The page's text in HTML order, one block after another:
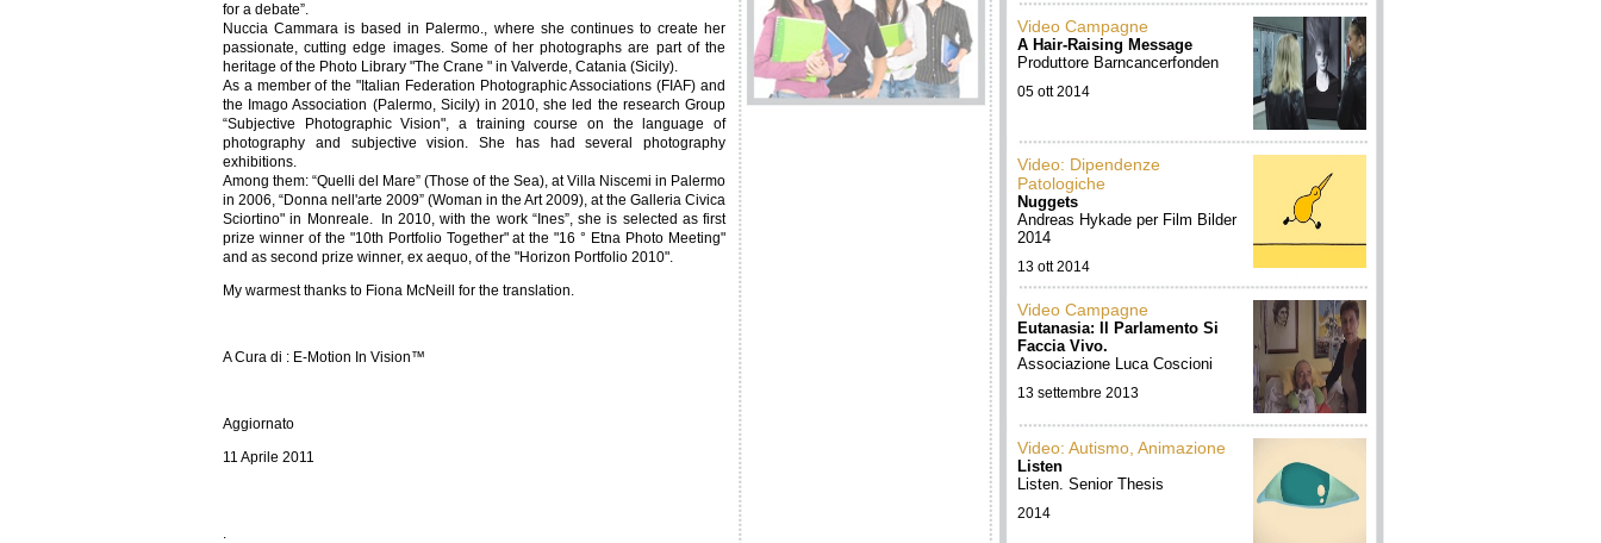
for a debate”.
Nuccia Cammara is based in Palermo., where she continues to create her
passionate, cutting edge images. Some of her photographs are part of the
heritage of the Photo Library "The Crane " in Valverde, Catania (Sicily).
As a member of the "Italian Federation Photographic Associations (FIAF) and
the Imago Association (Palermo, Sicily) in 2010, she led the research Group
“Subjective Photographic Vision", a training course on the language of
photography and subjective vision. She has had several photography
exhibitions.
Among them: “Quelli del Mare” (Those of the Sea), at Villa Niscemi in Palermo
in 2006, “Donna nell'arte 2009” (Woman in the Art 2009), at the Galleria Civica
Sciortino" in Monreale. In 2010, with the work “Ines”, she is selected as first
prize winner of the "10th Portfolio Together" at the "16 ° Etna Photo Meeting"
and as second prize winner, ex aequo, of the "Horizon Portfolio 2010".
My warmest thanks to Fiona McNeill for the translation.
A Cura di : E-Motion In Vision™
Aggiornato
11 Aprile 2011
.
Video Campagne
A Hair-Raising Message
Produttore Barncancerfonden
05 ott 2014
Video: Dipendenze
Patologiche
Nuggets
Andreas Hykade per Film Bilder
2014
13 ott 2014
Video Campagne
Eutanasia: Il Parlamento Si
Faccia Vivo.
Associazione Luca Coscioni
13 settembre 2013
Video: Autismo, Animazione
Listen
Listen. Senior Thesis
2014